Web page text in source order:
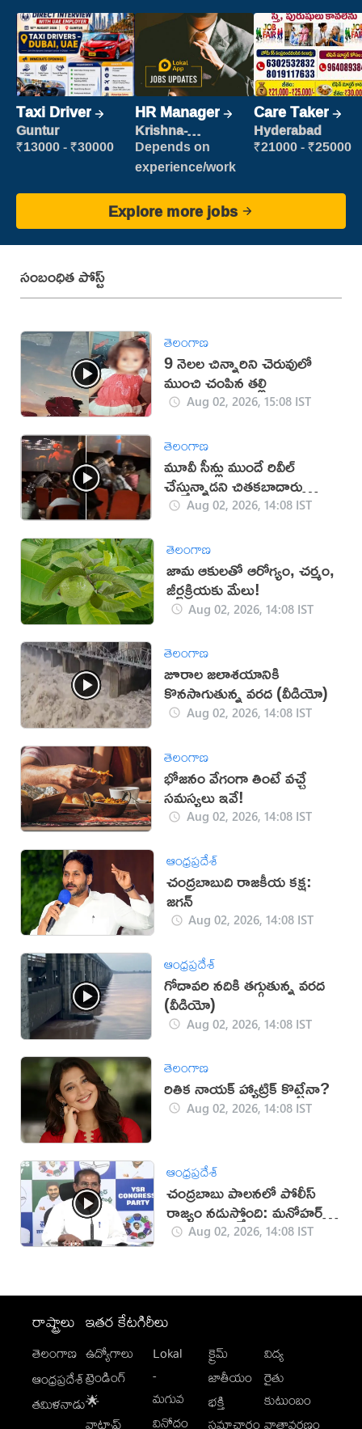
Taxi Driver
Guntur
₹13000 - ₹30000
HR Manager
Krishna-
vijayawada
Depends on
experience/work
Care Taker
Hyderabad
₹21000 - ₹25000
Explore more jobs
సంబంధిత పోస్ట్
తెలంగాణ
9 నెలల చిన్నారిని చెరువులో
ముంచి చంపిన తల్లి
Aug 02, 2026, 15:08 IST
తెలంగాణ
మూవీ సీన్లు ముందే రివీల్
చేస్తున్నాడని చితకబాదారు
(వీడియో)
Aug 02, 2026, 14:08 IST
తెలంగాణ
జామ ఆకులతో ఆరోగ్యం, చర్మం,
జీర్ణక్రియకు మేలు!
Aug 02, 2026, 14:08 IST
తెలంగాణ
జూరాల జలాశయానికి
కొనసాగుతున్న వరద (వీడియో)
Aug 02, 2026, 14:08 IST
తెలంగాణ
భోజనం వేగంగా తింటే వచ్చే
సమస్యలు ఇవే!
Aug 02, 2026, 14:08 IST
ఆంధ్రప్రదేశ్
చంద్రబాబుది రాజకీయ కక్ష:
జగన్
Aug 02, 2026, 14:08 IST
ఆంధ్రప్రదేశ్
గోదావరి నదికి తగ్గుతున్న వరద
(వీడియో)
Aug 02, 2026, 14:08 IST
తెలంగాణ
రితిక నాయక్ హ్యాట్రిక్ కొట్టేనా?
Aug 02, 2026, 14:08 IST
ఆంధ్రప్రదేశ్
చంద్రబాబు పాలనలో పోలీస్
రాజ్యం నడుస్తోంది: మనోహర్
రెడ్డి Aug 02, 2026, 14:08 IST
రాష్ట్రాలు
తెలంగాణ
ఆంధ్రప్రదేశ్
తమిళనాడు
ఇతర కేటగిరీలు
ఉద్యోగాలు
ట్రెండింగ్
🌟
Lokal
-
మగువ
వినోదం
క్రైమ్
జాతీయం
భక్తి
విద్య
రైతు
కుటుంబం